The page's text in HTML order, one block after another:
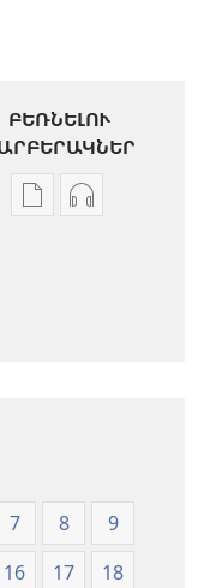
ԲԵՌՆԵԼՈՒ
Թվային
7 8
9
16 17
18